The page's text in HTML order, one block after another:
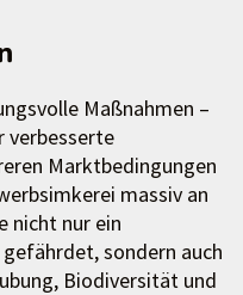
Maßnahmen –
verbesserte
Marktbedingungen
massiv an
nicht nur ein
sondern auch
Biodiversität und